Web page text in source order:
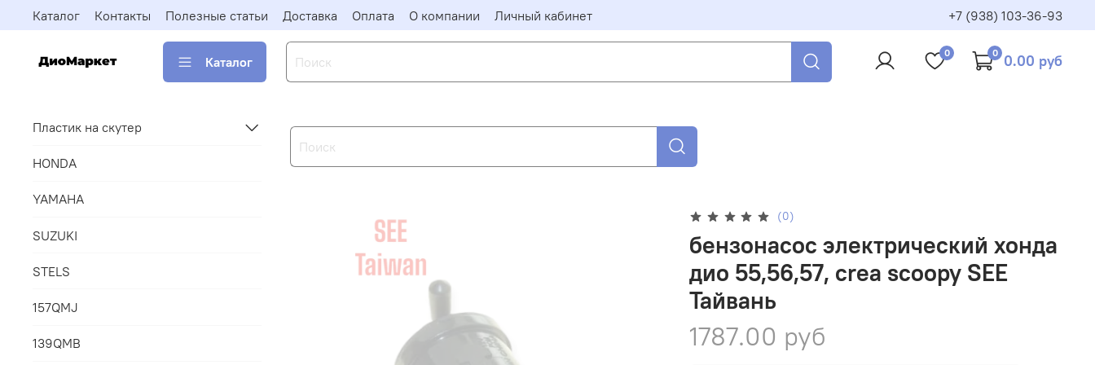
Каталог Контакты Полезные статьи Доставка Оплата О компании Личный кабинет +7 (938) 103-36-93
Каталог
0 0 0.00 руб
(0)
бензонасос электрический хонда
дио 55,56,57, crea scoopy SEE
Тайвань
1787.00 руб
Пластик на скутер
HONDA
YAMAHA
SUZUKI
STELS
157QMJ
139QMB